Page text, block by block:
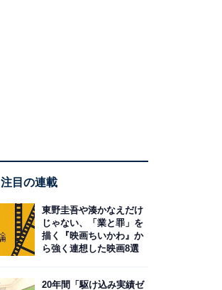
注目の連載
東野圭吾や湊かなえだけ
じゃない、「業と罪」を
描く『映画ちいかわ』か
ら強く連想した映画8選
20年間「駆け込み実績ゼ